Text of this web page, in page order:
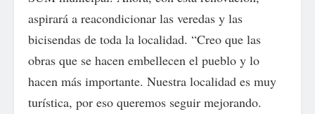
aspirará a reacondicionar las veredas y las
bicisendas de toda la localidad. “Creo que las
obras que se hacen embellecen el pueblo y lo
hacen más importante. Nuestra localidad es muy
turística, por eso queremos seguir mejorando.